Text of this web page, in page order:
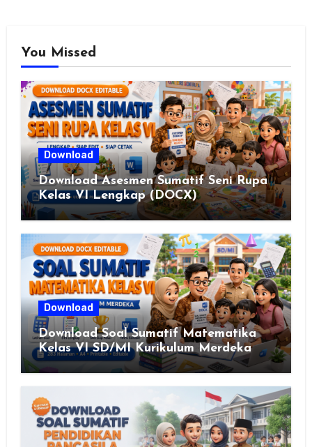
You Missed
Download
Download Asesmen Sumatif Seni Rupa
Kelas VI Lengkap (DOCX)
Download
Download Soal Sumatif Matematika
Kelas VI SD/MI Kurikulum Merdeka